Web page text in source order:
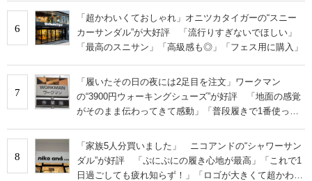
6
「超かわいくておしゃれ」オニツカタイガーの“スニー
カーサンダル”が大好評 「流行りすぎないでほしい」
「最高のスニサン」「高級感も◎」「フェス用に購入」
7
「履いたその日の夜には2足目を注文」ワークマン
の“3900円ウォーキングシューズ”が好評 「地面の感覚
がそのまま伝わってきて感動」「普段履きで1番使って
8
「家族5人分買いました」 ニコアンドの“シャワーサン
ダル”が好評 「ぷにぷにの履き心地が最高」「これで1
日過ごしても疲れ知らず！」「ロゴが大きくて超かわい